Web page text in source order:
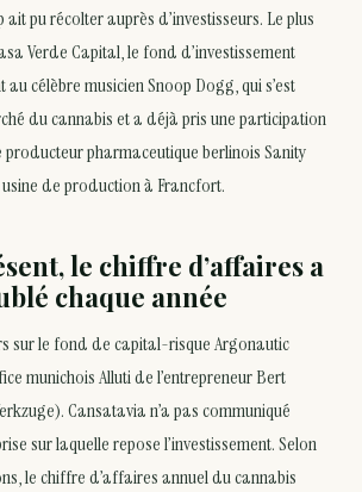
pu récolter auprès d’investisseurs. Le plus
Verde Capital, le fond d’investissement
célèbre musicien Snoop Dogg, qui s’est
du cannabis et a déjà pris une participation
producteur pharmaceutique berlinois Sanity
de production à Francfort.
le chiffre d’affaires a
chaque année
sur le fond de capital-risque Argonautic
munichois Alluti de l’entrepreneur Bert
Cansatavia n’a pas communiqué
sur laquelle repose l’investissement. Selon
le chiffre d’affaires annuel du cannabis